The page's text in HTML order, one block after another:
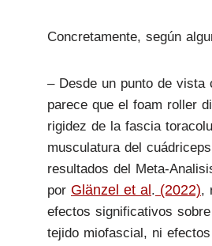
Concretamente, según
– Desde un punto de vista
parece que el foam roller
rigidez de la fascia
musculatura del
resultados del Meta-
por Glänzel et al . (2022),
efectos significativos
tejido miofascial, ni